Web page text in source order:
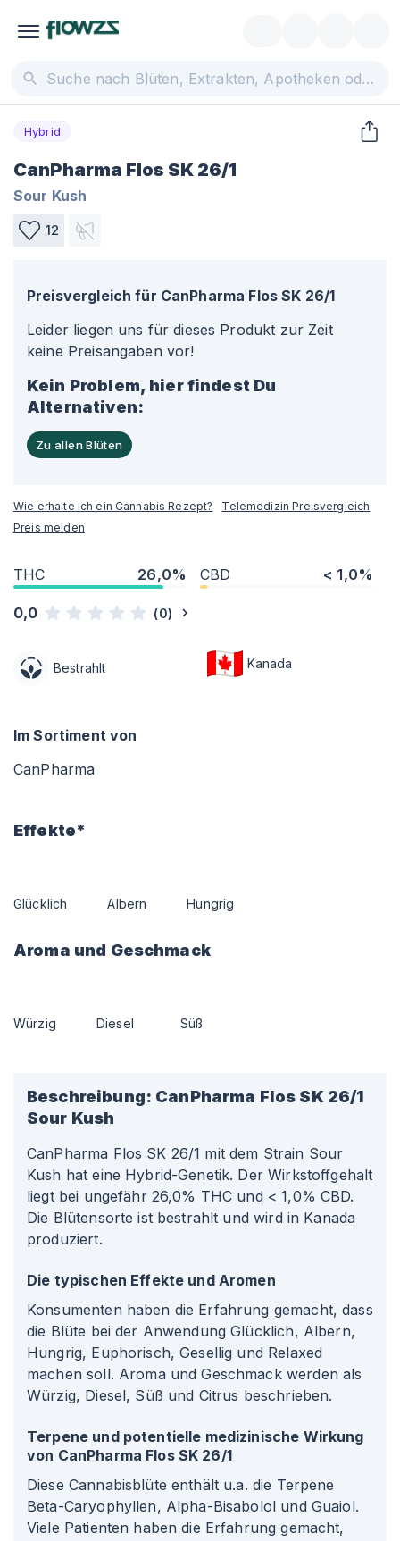
Hybrid
CanPharma Flos SK 26/1
Sour Kush
12
Preisvergleich für CanPharma Flos SK 26/1
Leider liegen uns für dieses Produkt zur Zeit
keine Preisangaben vor!
Kein Problem, hier findest Du
Alternativen:
Zu allen Blüten
Wie erhalte ich ein Cannabis Rezept?
Telemedizin Preisvergleich
Preis melden
THC 26,0% CBD < 1,0%
0,0 (0)
Bestrahlt Kanada
Im Sortiment von
CanPharma
Effekte*
Glücklich Albern Hungrig
Aroma und Geschmack
Würzig Diesel Süß
Beschreibung: CanPharma Flos SK 26/1
Sour Kush
CanPharma Flos SK 26/1 mit dem Strain Sour
Kush hat eine Hybrid-Genetik. Der Wirkstoffgehalt
liegt bei ungefähr 26,0% THC und < 1,0% CBD.
Die Blütensorte ist bestrahlt und wird in Kanada
produziert.
Die typischen Effekte und Aromen
Konsumenten haben die Erfahrung gemacht, dass
die Blüte bei der Anwendung Glücklich, Albern,
Hungrig, Euphorisch, Gesellig und Relaxed
machen soll. Aroma und Geschmack werden als
Würzig, Diesel, Süß und Citrus beschrieben.
Terpene und potentielle medizinische Wirkung
von CanPharma Flos SK 26/1
Diese Cannabisblüte enthält u.a. die Terpene
Beta-Caryophyllen, Alpha-Bisabolol und Guaiol.
Viele Patienten haben die Erfahrung gemacht,